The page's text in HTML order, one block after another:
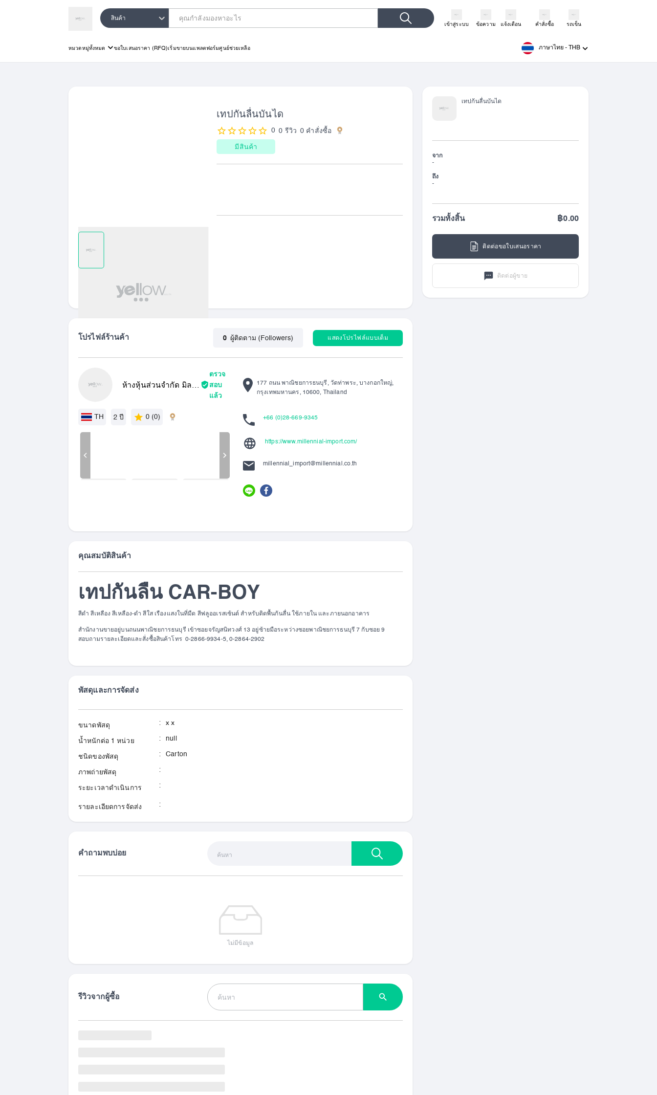
สินค้า
เข้าสู่ระบบ ข้อความ แจ้งเตือน คำสั่งซื้อ รถเข็น
หมวดหมู่ทั้งหมด ขอใบเสนอราคา (RFQ)เริ่มขายบนแพลตฟอร์มศูนย์ช่วยเหลือ ภาษาไทย- THB
รายการที่ชอบ แชร์
เทปกันลื่นบันได
0 0 รีวิว 0 คำสั่งซื้อ
มีสินค้า
โปรไฟล์ร้านค้า 0 ผู้ติดตาม (Followers) แสดงโปรไฟล์แบบเต็ม
ห้างหุ้นส่วนจำกัด มิล
ตรวจ
สอบ
แล้ว
TH 2 ปี 0 (0)
177 ถนน พาณิชยการธนบุรี, วัดท่าพระ, บางกอกใหญ่,
กรุงเทพมหานคร, 10600, Thailand
+66 (0)28-669-9345
https://www.millennial-import.com/
millennial_import@millennial.co.th
คุณสมบัติสินค้า
เทปกันลื่น CAR-BOY
สีดำ สีเหลือง สีเหลือง-ดำ สีใส เรืองแสงในที่มืด สีฟลูออเรสเซ้นต์ สำหรับติดพื้นกันลื่น ใช้ภายใน และภายนอกอาคาร
สำนักงานขายอยู่บนถนนพาณิชยการธนบุรี เข้าซอยจรัญสนิทวงศ์ 13 อยู่ซ้ายมือระหว่างซอยพาณิชยการธนบุรี 7 กับซอย 9
สอบถามรายละเอียดและสั่งซื้อสินค้าโทร 0-2866-9934-5, 0-2864-2902
พัสดุและการจัดส่ง
ขนาดพัสดุ : x x
น้ำหนักต่อ 1 หน่วย : null
ชนิดของพัสดุ : Carton
ภาพถ่ายพัสดุ :
ระยะเวลาดำเนินการ :
รายละเอียดการจัดส่ง :
คำถามพบบ่อย
ไม่มีข้อมูล
รีวิวจากผู้ซื้อ
เทปกันลื่นบันได
จาก
-
ถึง
-
รวมทั้งสิ้น ฿0.00
ติดต่อขอใบเสนอราคา
ติดต่อผู้ขาย